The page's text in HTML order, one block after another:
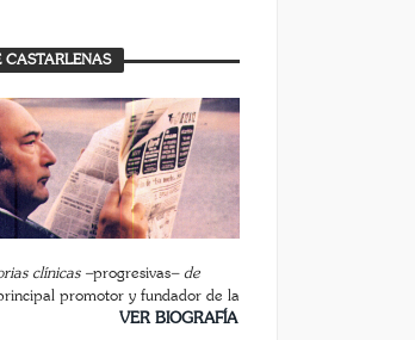
CASTARLENAS
clínicas –progresivas– de
promotor y fundador de la
VER BIOGRAFÍA